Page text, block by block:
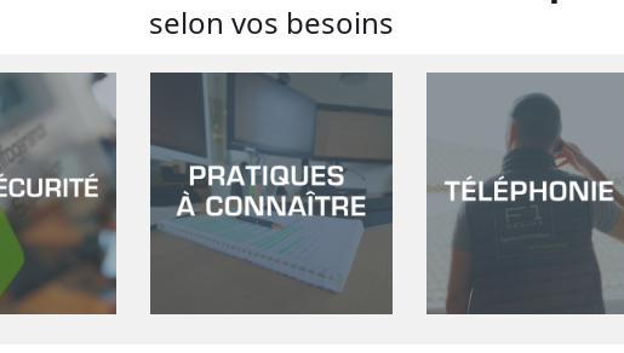
selon vos besoins